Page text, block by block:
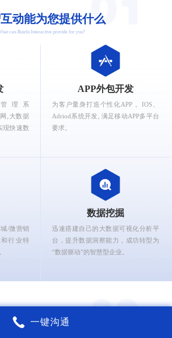
动能为您提供什么
What can Ruizhi Interactive provide for you?
理系
网,大数据
现快速数
APP外包开发
为客户量身打造个性化APP， IOS、
Adriod系统开发, 满足移动APP多平台
要求。
/微营销
行业特
数据挖掘
迅速搭建自己的大数据可视化分析平
台，提升数据洞察能力，成功转型为
“数据驱动”的智慧型企业。
智互动核心能力
一键沟通